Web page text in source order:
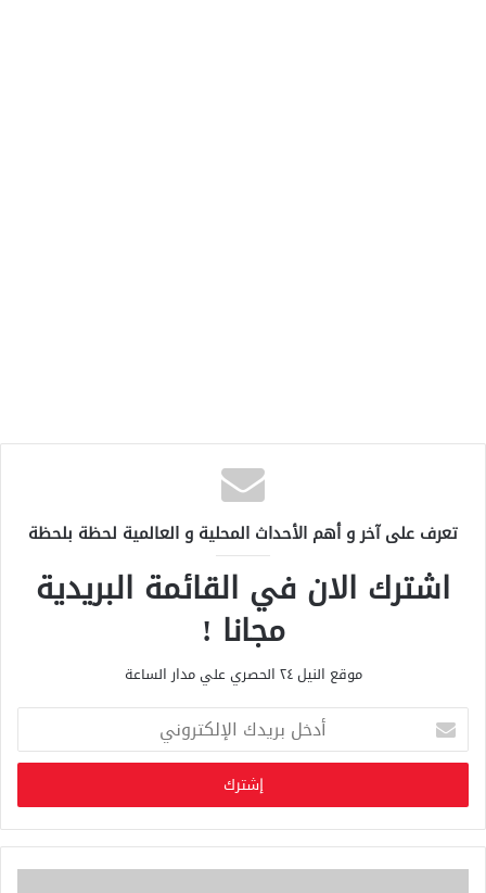
تعرف على آخر و أهم الأحداث المحلية و العالمية لحظة بلحظة
اشترك الان في القائمة البريدية
مجانا !
موقع النيل ٢٤ الحصري علي مدار الساعة
خ
ب
ر
ي
د